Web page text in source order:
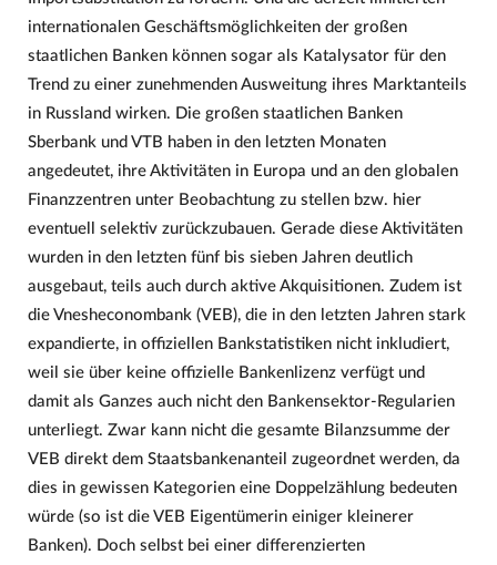
internationalen Geschäftsmöglichkeiten der großen
staatlichen Banken können sogar als Katalysator für den
Trend zu einer zunehmenden Ausweitung ihres Marktanteils
in Russland wirken. Die großen staatlichen Banken
Sberbank und VTB haben in den letzten Monaten
angedeutet, ihre Aktivitäten in Europa und an den globalen
Finanzzentren unter Beobachtung zu stellen bzw. hier
eventuell selektiv zurückzubauen. Gerade diese Aktivitäten
wurden in den letzten fünf bis sieben Jahren deutlich
ausgebaut, teils auch durch aktive Akquisitionen. Zudem ist
die Vnesheconombank (VEB), die in den letzten Jahren stark
expandierte, in offiziellen Bankstatistiken nicht inkludiert,
weil sie über keine offizielle Bankenlizenz verfügt und
damit als Ganzes auch nicht den Bankensektor-Regularien
unterliegt. Zwar kann nicht die gesamte Bilanzsumme der
VEB direkt dem Staatsbankenanteil zugeordnet werden, da
dies in gewissen Kategorien eine Doppelzählung bedeuten
würde (so ist die VEB Eigentümerin einiger kleinerer
Banken). Doch selbst bei einer differenzierten